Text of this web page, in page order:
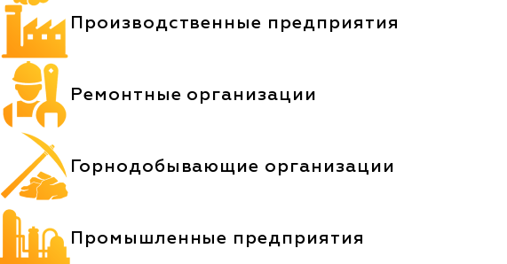
Производственные предприятия
Ремонтные организации
Горнодобывающие организации
Промышленные предприятия